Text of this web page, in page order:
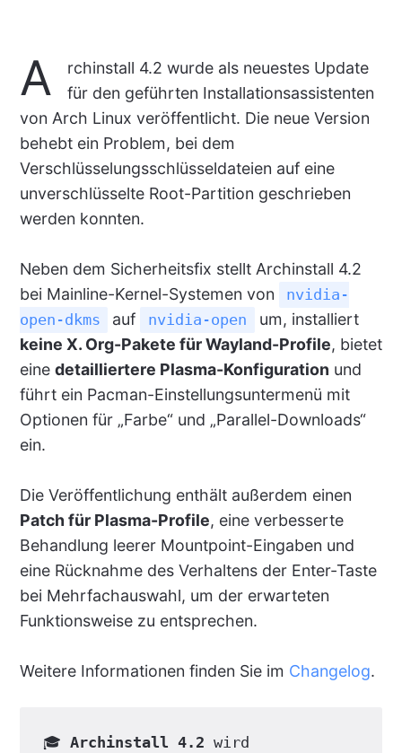
A
rchinstall 4.2 wurde als neuestes Update
für den geführten Installationsassistenten
von Arch Linux veröffentlicht. Die neue Version
behebt ein Problem, bei dem
Verschlüsselungsschlüsseldateien auf eine
unverschlüsselte Root-Partition geschrieben
werden konnten.
Neben dem Sicherheitsfix stellt Archinstall 4.2
bei Mainline-Kernel-Systemen von
nvidia-
open-dkms
auf nvidia-open
um, installiert
keine X. Org-Pakete für Wayland-Profile, bietet
eine detailliertere Plasma-Konfiguration und
führt ein Pacman-Einstellungsuntermenü mit
Optionen für „Farbe“ und „Parallel-Downloads“
ein.
Die Veröffentlichung enthält außerdem einen
Patch für Plasma-Profile, eine verbesserte
Behandlung leerer Mountpoint-Eingaben und
eine Rücknahme des Verhaltens der Enter-Taste
bei Mehrfachauswahl, um der erwarteten
Funktionsweise zu entsprechen.
Weitere Informationen finden Sie im Changelog.
🎓 Archinstall 4.2 wird